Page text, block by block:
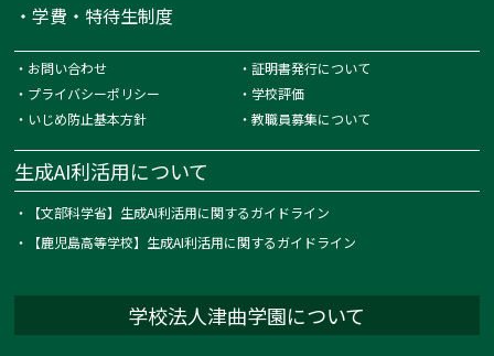
・学費・特待生制度
・ お問い合わせ ・ 証明書発行について
・ プライバシーポリシー ・ 学校評価
・ いじめ防止基本方針 ・ 教職員募集について
生成AI利活用について
・
【文部科学省】生成AI利活用に関するガイドライン
・
【鹿児島高等学校】生成AI利活用に関するガイドライン
学校法人津曲学園について